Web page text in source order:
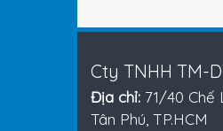
Cty TNHH TM-
Địa chỉ: 71/40 Chế
Tân Phú, TP.HCM